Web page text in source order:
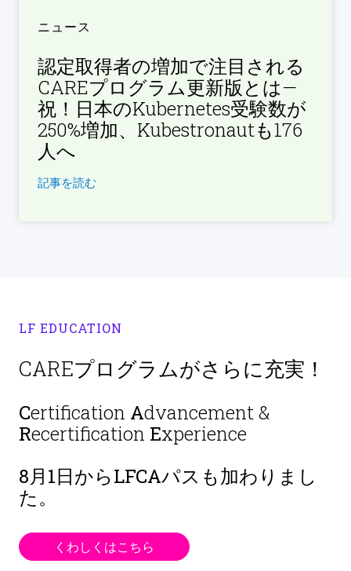
ニュース
認定取得者の増加で注目される
CAREプログラム更新版とは—
祝！日本のKubernetes受験数が
250%増加、Kubestronautも176
人へ
記事を読む
LF EDUCATION
CAREプログラムがさらに充実！
Certification Advancement &
Recertification Experience
8月1日からLFCAパスも加わりまし
た。
くわしくはこちら